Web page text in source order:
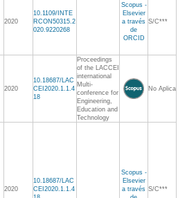
2020
10.1109/INTE
RCON50315.2
020.9220268
Scopus -
Elsevier
a través
de
ORCID
S/C***
2020
10.18687/LAC
CEI2020.1.1.4
18
Proceedings
of the LACCEI
international
Multi-
conference for
Engineering,
Education and
Technology
No Aplica
2020
10.18687/LAC
CEI2020.1.1.4
Scopus -
Elsevier
a través S/C***